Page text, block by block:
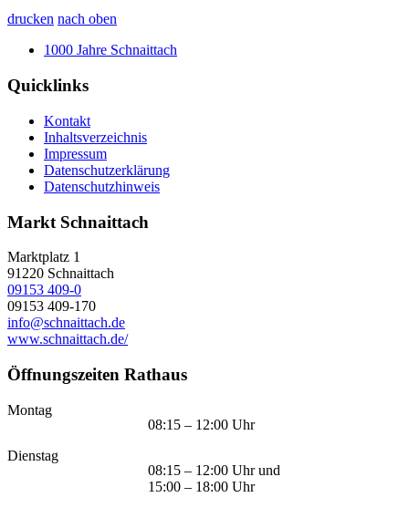
drucken nach oben
1000 Jahre Schnaittach
Quicklinks
Kontakt
Inhaltsverzeichnis
Impressum
Datenschutzerklärung
Datenschutzhinweis
Markt Schnaittach
Marktplatz 1
91220 Schnaittach
09153 409-0
09153 409-170
info@schnaittach.de
www.schnaittach.de/
Öffnungszeiten Rathaus
Montag
08:15 – 12:00 Uhr
Dienstag
08:15 – 12:00 Uhr und
15:00 – 18:00 Uhr